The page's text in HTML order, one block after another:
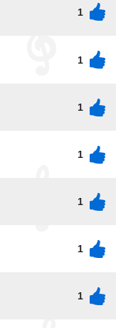
1
1
1
1
1
1
1